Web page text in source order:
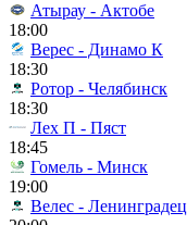
Атырау - Актобе
18:00
Верес - Динамо К
18:30
Ротор - Челябинск
18:30
Лех П - Пяст
18:45
Гомель - Минск
19:00
Велес - Ленинградец